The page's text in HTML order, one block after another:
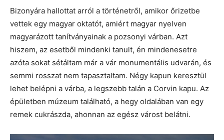
Bizonyára hallottat arról a történetről, amikor őrizetbe
vettek egy magyar oktatót, amiért magyar nyelven
magyarázott tanítványainak a pozsonyi várban. Azt
hiszem, az esetből mindenki tanult, én mindenesetre
azóta sokat sétáltam már a vár monumentális udvarán, és
semmi rosszat nem tapasztaltam. Négy kapun keresztül
lehet belépni a várba, a legszebb talán a Corvin kapu. Az
épületben múzeum található, a hegy oldalában van egy
remek cukrászda, ahonnan az egész várost belátni.